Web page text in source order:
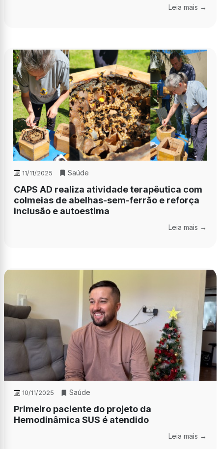
Leia mais →
11/11/2025 Saúde
CAPS AD realiza atividade terapêutica com
colmeias de abelhas-sem-ferrão e reforça
inclusão e autoestima
Leia mais →
10/11/2025 Saúde
Primeiro paciente do projeto da
Hemodinâmica SUS é atendido
Leia mais →